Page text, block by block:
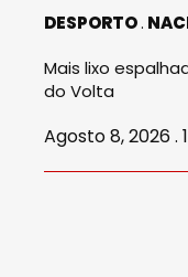
DESPORTO
Mais lixo
do Volta
Agosto 8, 2026 .